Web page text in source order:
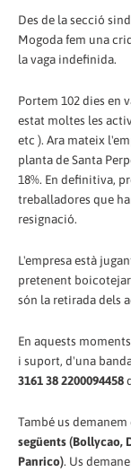
Des de la secció
Mogoda fem una
la vaga indefinida.
Portem 102 dies en
estat moltes les
etc ). Ara mateix
planta de Santa
18%. En definitiva,
treballadores que
resignació.
L'empresa està
pretenent
són la retirada dels
En aquests
i suport, d'una
3161 38 2200094458
També us demanem
següents (Bollycao,
Panrico). Us